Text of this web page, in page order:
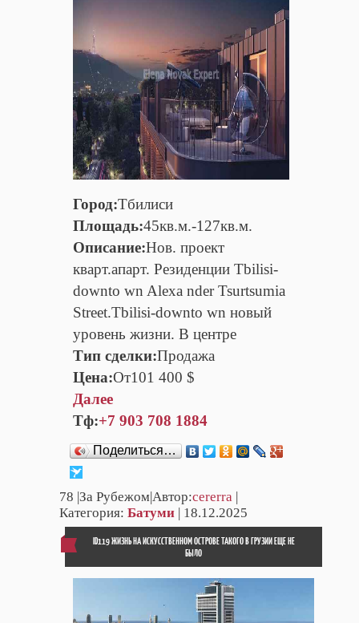
Город:Тбилиси
Площадь:45кв.м.-127кв.м.
Описание:Нов. проект
кварт.апарт. Резиденции Tbilisi-
downto wn Alexa nder Tsurtsumia
Street.Tbilisi-downto wn новый
уровень жизни. В центре
Тип сделки:Продажа
Цена:От101 400 $
Далее
Тф:+7 903 708 1884
Поделиться…
78 |За Рубежом|Автор:cererra |
Категория: Батуми | 18.12.2025
ID119 ЖИЗНЬ НА ИСКУССТВЕННОМ ОСТРОВЕ ТАКОГО В ГРУЗИИ ЕЩЕ НЕ
БЫЛО